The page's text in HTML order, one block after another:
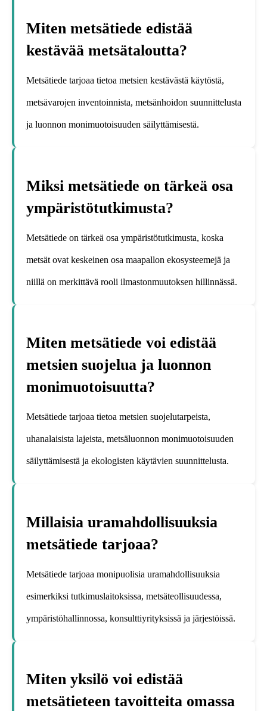
Miten metsätiede edistää
kestävää metsätaloutta?
Metsätiede tarjoaa tietoa metsien kestävästä käytöstä,
metsävarojen inventoinnista, metsänhoidon suunnittelusta
ja luonnon monimuotoisuuden säilyttämisestä.
Miksi metsätiede on tärkeä osa
ympäristötutkimusta?
Metsätiede on tärkeä osa ympäristötutkimusta, koska
metsät ovat keskeinen osa maapallon ekosysteemejä ja
niillä on merkittävä rooli ilmastonmuutoksen hillinnässä.
Miten metsätiede voi edistää
metsien suojelua ja luonnon
monimuotoisuutta?
Metsätiede tarjoaa tietoa metsien suojelutarpeista,
uhanalaisista lajeista, metsäluonnon monimuotoisuuden
säilyttämisestä ja ekologisten käytävien suunnittelusta.
Millaisia uramahdollisuuksia
metsätiede tarjoaa?
Metsätiede tarjoaa monipuolisia uramahdollisuuksia
esimerkiksi tutkimuslaitoksissa, metsäteollisuudessa,
ympäristöhallinnossa, konsulttiyrityksissä ja järjestöissä.
Miten yksilö voi edistää
metsätieteen tavoitteita omassa